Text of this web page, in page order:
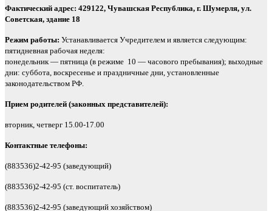
Фактический адрес: 429122, Чувашская Республика, г. Шумерля, ул.
Советская, здание 18
Режим работы: Устанавливается Учредителем и является следующим:
пятидневная рабочая неделя:
понедельник — пятница (в режиме 10 — часового пребывания); выходные
дни: суббота, воскресенье и праздничные дни, установленные
законодательством РФ.
Прием родителей (законных представителей):
вторник, четверг 15.00-17.00
Контактные телефоны:
(883536)2-42-95 (заведующий)
(883536)2-42-95 (ст. воспитатель)
(883536)2-42-95 (заведующий хозяйством)